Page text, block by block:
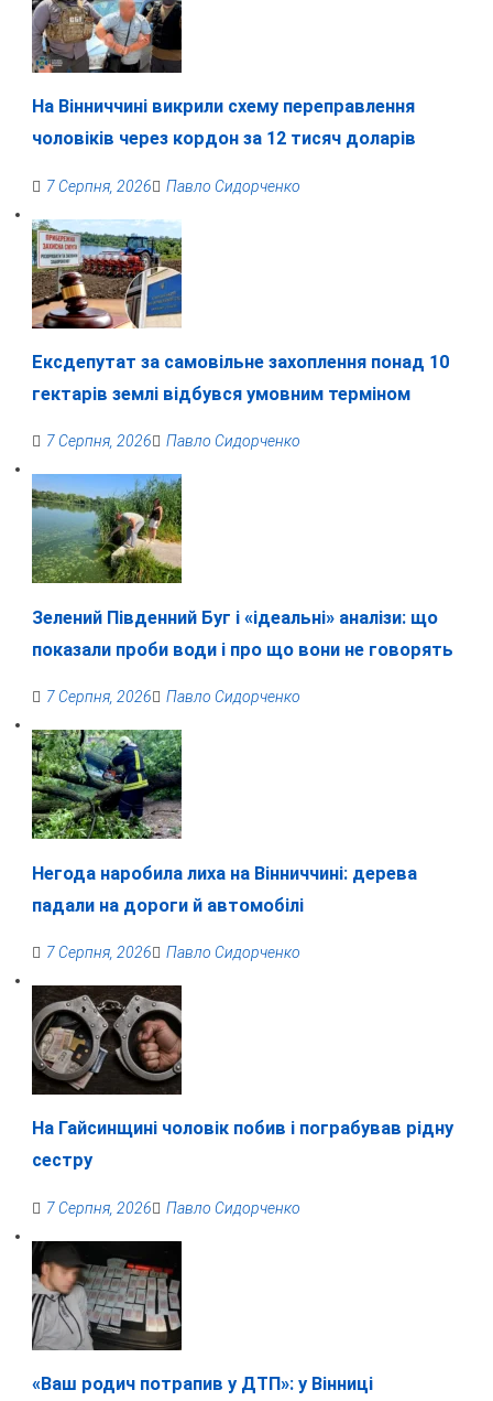
На Вінниччині викрили схему переправлення
чоловіків через кордон за 12 тисяч доларів
7 Серпня, 2026 Павло Сидорченко
Ексдепутат за самовільне захоплення понад 10
гектарів землі відбувся умовним терміном
7 Серпня, 2026 Павло Сидорченко
Зелений Південний Буг і «ідеальні» аналізи: що
показали проби води і про що вони не говорять
7 Серпня, 2026 Павло Сидорченко
Негода наробила лиха на Вінниччині: дерева
падали на дороги й автомобілі
7 Серпня, 2026 Павло Сидорченко
На Гайсинщині чоловік побив і пограбував рідну
сестру
7 Серпня, 2026 Павло Сидорченко
«Ваш родич потрапив у ДТП»: у Вінниці